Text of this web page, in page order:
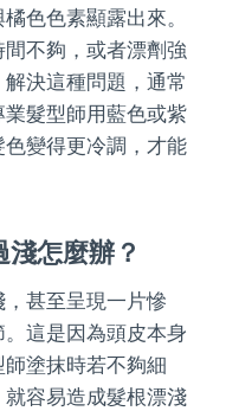
色色素顯露出來。
不夠，或者漂劑強
決這種問題，通常
髮型師用藍色或紫
變得更冷調，才能
怎麼辦？
，甚至呈現一片慘
這是因為頭皮本身
塗抹時若不夠細
容易造成髮根漂淺